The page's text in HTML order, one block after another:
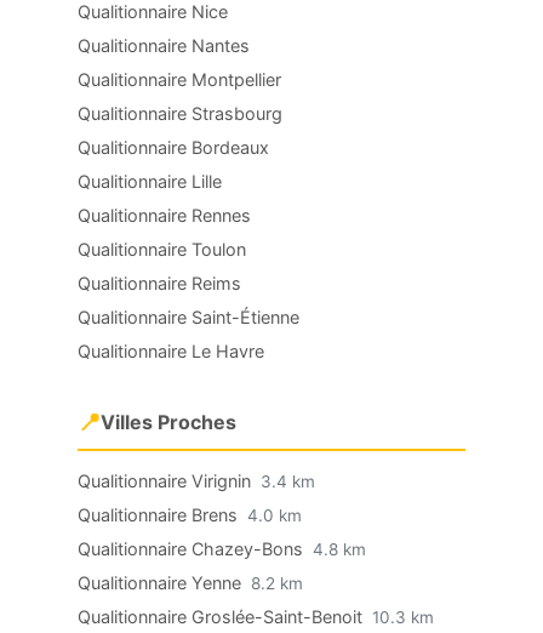
Qualitionnaire Nice
Qualitionnaire Nantes
Qualitionnaire Montpellier
Qualitionnaire Strasbourg
Qualitionnaire Bordeaux
Qualitionnaire Lille
Qualitionnaire Rennes
Qualitionnaire Toulon
Qualitionnaire Reims
Qualitionnaire Saint-Étienne
Qualitionnaire Le Havre
📍Villes Proches
Qualitionnaire Virignin 3.4 km
Qualitionnaire Brens 4.0 km
Qualitionnaire Chazey-Bons 4.8 km
Qualitionnaire Yenne 8.2 km
Qualitionnaire Groslée-Saint-Benoit 10.3 km